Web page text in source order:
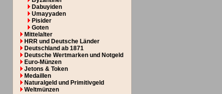
Dabuyiden
Umayyaden
Pisider
Goten
Mittelalter
HRR und Deutsche Länder
Deutschland ab 1871
Deutsche Wertmarken und Notgeld
Euro-Münzen
Jetons & Token
Medaillen
Naturalgeld und Primitivgeld
Weltmünzen